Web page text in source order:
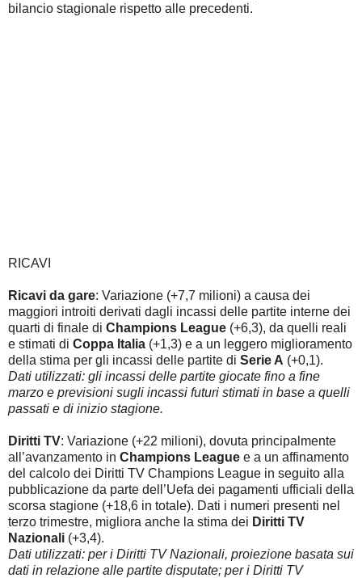
bilancio stagionale rispetto alle precedenti.
RICAVI
Ricavi da gare: Variazione (+7,7 milioni) a causa dei
maggiori introiti derivati dagli incassi delle partite interne dei
quarti di finale di Champions League (+6,3), da quelli reali
e stimati di Coppa Italia (+1,3) e a un leggero miglioramento
della stima per gli incassi delle partite di Serie A (+0,1).
Dati utilizzati: gli incassi delle partite giocate fino a fine
marzo e previsioni sugli incassi futuri stimati in base a quelli
passati e di inizio stagione.
Diritti TV: Variazione (+22 milioni), dovuta principalmente
all’avanzamento in Champions League e a un affinamento
del calcolo dei Diritti TV Champions League in seguito alla
pubblicazione da parte dell’Uefa dei pagamenti ufficiali della
scorsa stagione (+18,6 in totale). Dati i numeri presenti nel
terzo trimestre, migliora anche la stima dei Diritti TV
Nazionali (+3,4).
Dati utilizzati: per i Diritti TV Nazionali, proiezione basata sui
dati in relazione alle partite disputate; per i Diritti TV